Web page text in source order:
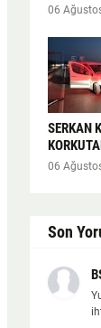
06
SERKAN
06
Son